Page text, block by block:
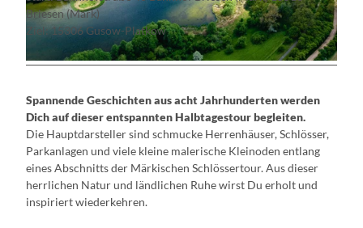
© Christoph Creutzburg , Lizenz: Seenland Oder-Spree
Briesen (Mark)
Ziel: 15306 Gusow-Platkow
Spannende Geschichten aus acht Jahrhunderten werden
Dich auf dieser entspannten Halbtagestour begleiten.
Die Hauptdarsteller sind schmucke Herrenhäuser, Schlösser,
Parkanlagen und viele kleine malerische Kleinoden entlang
eines Abschnitts der Märkischen Schlössertour. Aus dieser
herrlichen Natur und ländlichen Ruhe wirst Du erholt und
inspiriert wiederkehren.